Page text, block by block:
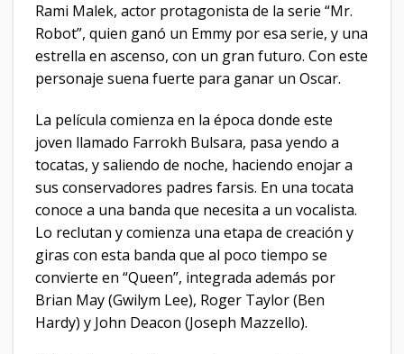
Rami Malek, actor protagonista de la serie “Mr.
Robot”, quien ganó un Emmy por esa serie, y una
estrella en ascenso, con un gran futuro. Con este
personaje suena fuerte para ganar un Oscar.
La película comienza en la época donde este
joven llamado Farrokh Bulsara, pasa yendo a
tocatas, y saliendo de noche, haciendo enojar a
sus conservadores padres farsis. En una tocata
conoce a una banda que necesita a un vocalista.
Lo reclutan y comienza una etapa de creación y
giras con esta banda que al poco tiempo se
convierte en “Queen”, integrada además por
Brian May (Gwilym Lee), Roger Taylor (Ben
Hardy) y John Deacon (Joseph Mazzello).